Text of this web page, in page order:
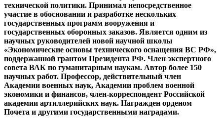
технической политики. Принимал непосредственное
участие в обосновании и разработке нескольких
государственных программ вооружения и
государственных оборонных заказов. Является одним из
научных руководителей новой научной школы
«Экономические основы технического оснащения ВС РФ»,
поддержанной грантом Президента РФ. Член экспертного
совета ВАК по гуманитарным наукам. Автор более 150
научных работ. Профессор, действительный член
Академии военных наук, Академии проблем военной
экономики и финансов, член-корреспондент Российской
академии артиллерийских наук. Награжден орденом
Почета и другими государственными наградами.